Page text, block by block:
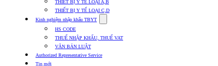
for
Thủ
tục
mặt
hàng
THIẾT BỊ Y TẾ LOẠI A,B
THIẾT BỊ Y TẾ LOẠI C,D
Kinh nghiệm nhập khẩu TBYT
submenu
Kinh
HS CODE
THUẾ NHẬP KHẨU, THUẾ VAT
VĂN BẢN LUẬT
Authorized Representative Service
Tin mới